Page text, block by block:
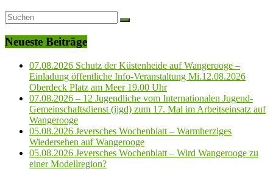
Neueste Beiträge
07.08.2026 Schutz der Küstenheide auf Wangerooge –
Einladung öffentliche Info-Veranstaltung Mi.12.08.2026
Oberdeck Platz am Meer 19.00 Uhr
07.08.2026 – 12 Jugendliche vom Internationalen Jugend-
Gemeinschaftsdienst (ijgd) zum 17. Mal im Arbeitseinsatz auf
Wangerooge
05.08.2026 Jeversches Wochenblatt – Warmherziges
Wiedersehen auf Wangerooge
05.08.2026 Jeversches Wochenblatt – Wird Wangerooge zu
einer Modellregion?